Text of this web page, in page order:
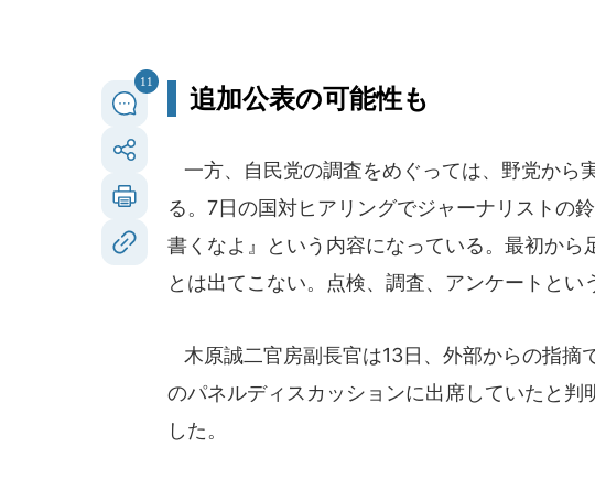
11
追加公表の可能性も
一方、自民党の調査をめぐっては、野党から
る。7日の国対ヒアリングでジャーナリストの
書くなよ』という内容になっている。最初から
とは出てこない。点検、調査、アンケートとい
木原誠二官房副長官は13日、外部からの指摘
のパネルディスカッションに出席していたと判
した。